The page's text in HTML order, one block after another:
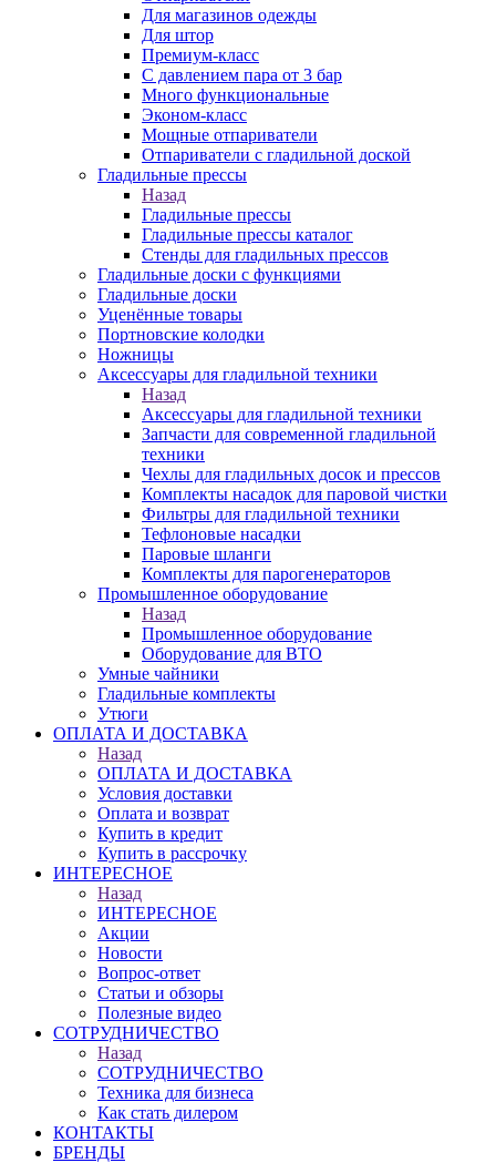
Для магазинов одежды
Для штор
Премиум-класс
С давлением пара от 3 бар
Много функциональные
Эконом-класс
Мощные отпариватели
Отпариватели с гладильной доской
Гладильные прессы
Назад
Гладильные прессы
Гладильные прессы каталог
Стенды для гладильных прессов
Гладильные доски с функциями
Гладильные доски
Уценённые товары
Портновские колодки
Ножницы
Аксессуары для гладильной техники
Назад
Аксессуары для гладильной техники
Запчасти для современной гладильной
техники
Чехлы для гладильных досок и прессов
Комплекты насадок для паровой чистки
Фильтры для гладильной техники
Тефлоновые насадки
Паровые шланги
Комплекты для парогенераторов
Промышленное оборудование
Назад
Промышленное оборудование
Оборудование для ВТО
Умные чайники
Гладильные комплекты
Утюги
ОПЛАТА И ДОСТАВКА
Назад
ОПЛАТА И ДОСТАВКА
Условия доставки
Оплата и возврат
Купить в кредит
Купить в рассрочку
ИНТЕРЕСНОЕ
Назад
ИНТЕРЕСНОЕ
Акции
Новости
Вопрос-ответ
Статьи и обзоры
Полезные видео
СОТРУДНИЧЕСТВО
Назад
СОТРУДНИЧЕСТВО
Техника для бизнеса
Как стать дилером
КОНТАКТЫ
БРЕНДЫ